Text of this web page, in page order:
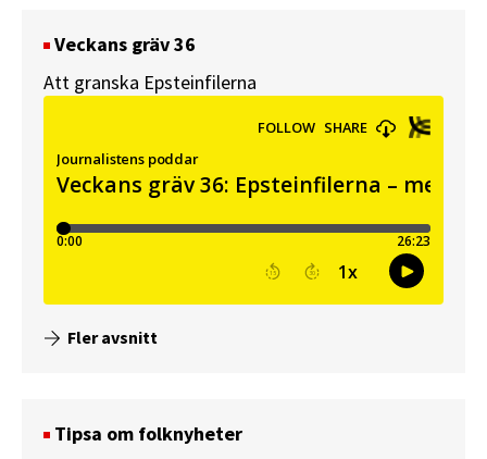
Veckans gräv 36
Att granska Epsteinfilerna
Fler avsnitt
Tipsa om folknyheter